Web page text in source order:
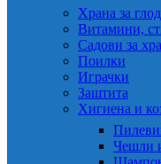
Храна за
Витамини,
Садови за
Поилки
Играчки
Заштита
Хигиена и
Чешли